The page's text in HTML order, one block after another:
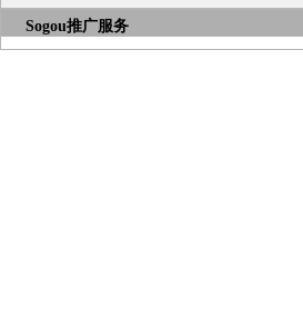
Sogou推广服务